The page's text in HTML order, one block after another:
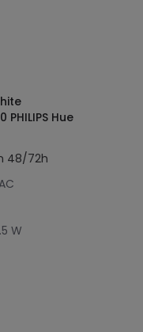
PHILIPS Hue
48/72h
W